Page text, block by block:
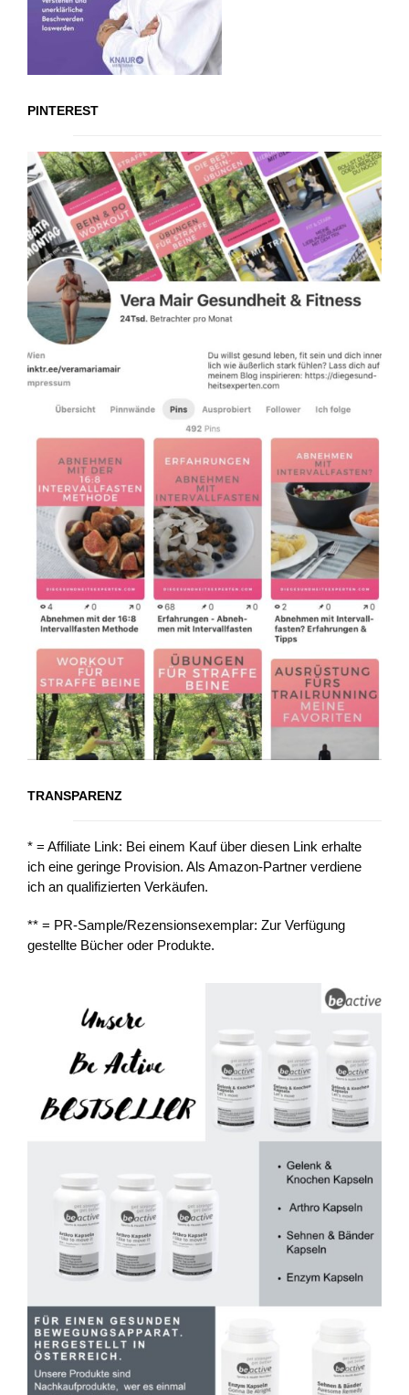
PINTEREST
TRANSPARENZ
* = Affiliate Link: Bei einem Kauf über diesen Link erhalte
ich eine geringe Provision. Als Amazon-Partner verdiene
ich an qualifizierten Verkäufen.
** = PR-Sample/Rezensionsexemplar: Zur Verfügung
gestellte Bücher oder Produkte.